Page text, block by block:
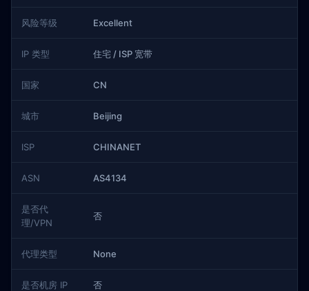
风险等级 Excellent
IP 类型 住宅 / ISP 宽带
国家 CN
城市 Beijing
ISP CHINANET
ASN AS4134
是否代
理/VPN
否
代理类型 None
是否机房 IP 否